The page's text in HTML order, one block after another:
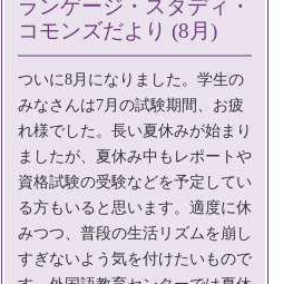
ランゲージ・スタディ・
コモンズだより (8月)
ついに8月になりました。学生の
みなさんは7月の試験期間、お疲
れ様でした。長い夏休みが始まり
ましたが、夏休み中もレポートや
資格試験の受験などを予定してい
る方もいると思います。適度に休
みつつ、普段の生活リズムを崩し
すぎないよう気を付けたいもので